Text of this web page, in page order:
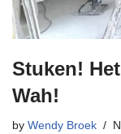
Stuken!
Wah!
by Wendy Broek